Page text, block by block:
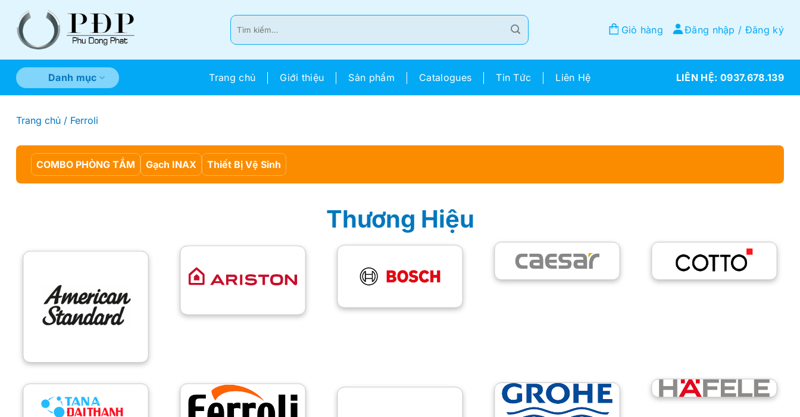
Tìm
kiếm:
Giỏ hàng Đăng nhập / Đăng ký
Danh mục Trang chủ Giới thiệu Sản phẩm Catalogues Tin Tức Liên Hệ 0937.678.139
Trang chủ / Ferroli
COMBO PHÒNG TẮM Gạch INAX Thiết Bị Vệ Sinh
Thương Hiệu